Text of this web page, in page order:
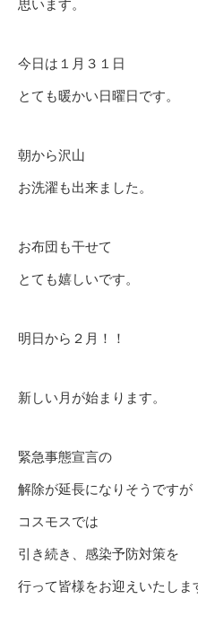
思います。
今日は１月３１日
とても暖かい日曜日です。
朝から沢山
お洗濯も出来ました。
お布団も干せて
とても嬉しいです。
明日から２月！！
新しい月が始まります。
緊急事態宣言の
解除が延長になりそうですが
コスモスでは
引き続き、感染予防対策を
行って皆様をお迎えいたしま